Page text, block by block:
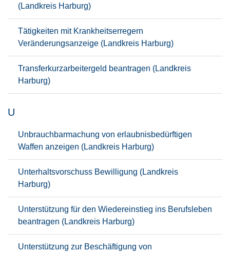
(Landkreis Harburg)
Tätigkeiten mit Krankheitserregern
Veränderungsanzeige (Landkreis Harburg)
Transferkurzarbeitergeld beantragen (Landkreis
Harburg)
U
Unbrauchbarmachung von erlaubnisbedürftigen
Waffen anzeigen (Landkreis Harburg)
Unterhaltsvorschuss Bewilligung (Landkreis
Harburg)
Unterstützung für den Wiedereinstieg ins Berufsleben
beantragen (Landkreis Harburg)
Unterstützung zur Beschäftigung von